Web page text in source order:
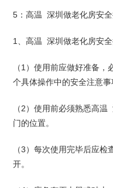
5：高温 深圳做老化房安
1、高温 深圳做老化房安
（1）使用前应做好准备
个具体操作中的安全注意事
（2）使用前必须熟悉高
门的位置。
（3）每次使用完毕后应
开。